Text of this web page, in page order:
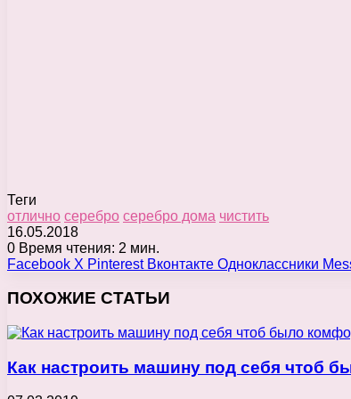
Теги
отлично серебро серебро дома чистить
16.05.2018
0 Время чтения: 2 мин.
Facebook X Pinterest Вконтакте Одноклассники
ПОХОЖИЕ СТАТЬИ
Как настроить машину под себя чтоб